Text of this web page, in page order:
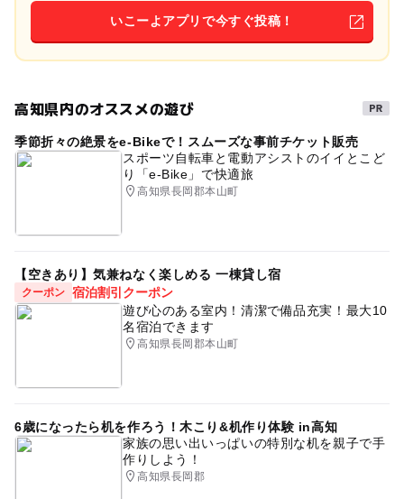
いこーよアプリで今すぐ投稿！
高知県内のオススメの遊び
季節折々の絶景をe-Bikeで！スムーズな事前チケット販売
スポーツ自転車と電動アシストのイイとこど
り「e-Bike」で快適旅
高知県長岡郡本山町
【空きあり】気兼ねなく楽しめる 一棟貸し宿
クーポン 宿泊割引クーポン
遊び心のある室内！清潔で備品充実！最大10
名宿泊できます
高知県長岡郡本山町
6歳になったら机を作ろう！木こり&机作り体験 in高知
家族の思い出いっぱいの特別な机を親子で手
作りしよう！
高知県長岡郡